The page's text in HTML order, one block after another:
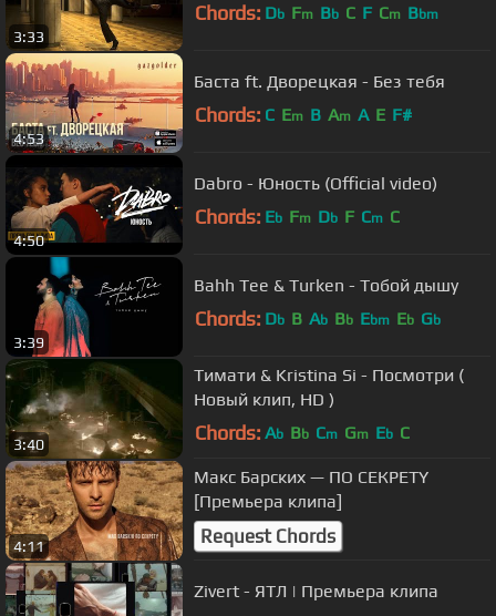
3:33
Chords: Db Fm Bb C F Cm Bbm
4:53
Баста ft. Дворецкая - Без тебя
Chords: C Em B Am A E F#
4:50
Dabro - Юность (Official video)
Chords: Eb Fm Db F Cm C
3:39
Bahh Tee & Turken - Тобой дышу
Chords: Db B Ab Bb Ebm Eb Gb
3:40
Тимати & Kristina Si - Посмотри (
Новый клип, HD )
Chords: Ab Bb Cm Gm Eb C
4:11
Макс Барских — ПО СЕКРЕТY
[Премьера клипа]
Request Chords
Zivert - ЯТЛ | Премьера клипа